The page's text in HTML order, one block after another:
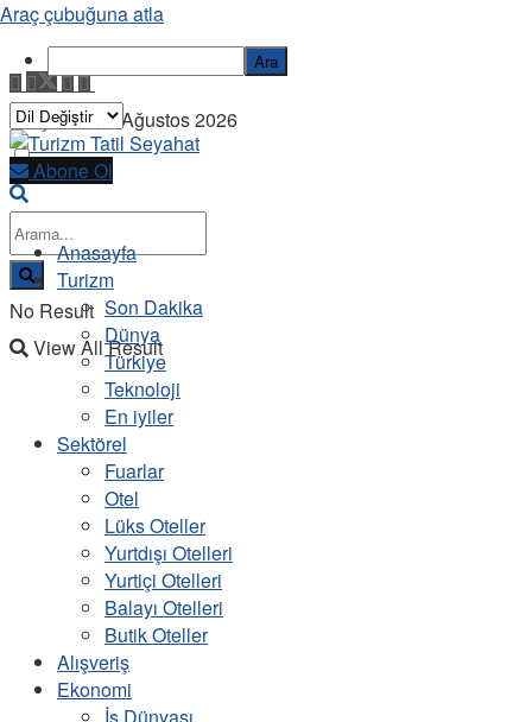
Perşembe, 6 Ağustos 2026
No Result
View All Result
Abone Ol
Anasayfa
Turizm
Son Dakika
Dünya
Türkiye
Teknoloji
En iyiler
Sektörel
Fuarlar
Otel
Lüks Oteller
Yurtdışı Otelleri
Yurtiçi Otelleri
Balayı Otelleri
Butik Oteller
Alışveriş
Ekonomi
Araç çubuğuna atla
Ara